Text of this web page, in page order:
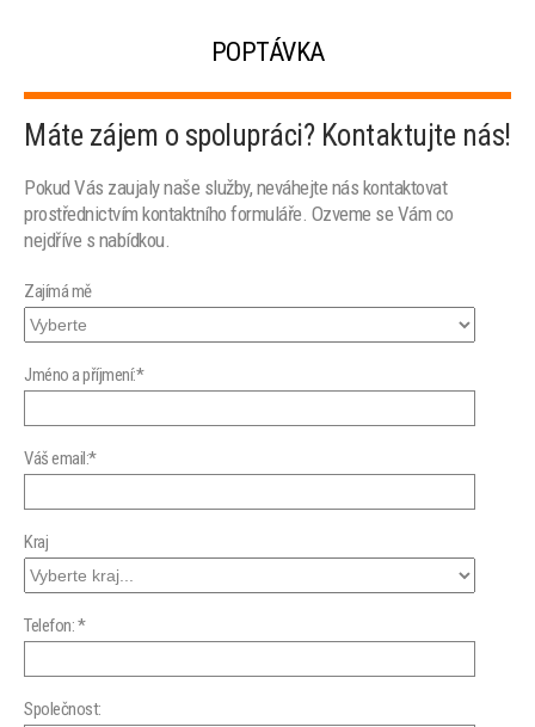
POPTÁVKA
Máte zájem o spolupráci? Kontaktujte nás!
Pokud Vás zaujaly naše služby, neváhejte nás kontaktovat
prostřednictvím kontaktního formuláře. Ozveme se Vám co
nejdříve s nabídkou.
Zajímá mě
Jméno a příjmení:*
Váš email:*
Kraj
Telefon: *
Společnost: